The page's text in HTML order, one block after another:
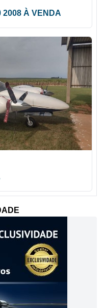
2008 À VENDA